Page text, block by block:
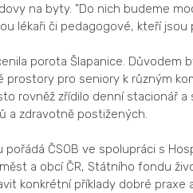
na byty. "Do nich budeme
lékaři či pedagogové, kteří jsou
porota Šlapanice.
prostory pro seniory k různým
rovněž zřídilo denní stacionář
a zdravotně postižených.
pořádá ČSOB ve spolupráci s
a obcí ČR, Státního fondu
konkrétní příklady dobré praxe